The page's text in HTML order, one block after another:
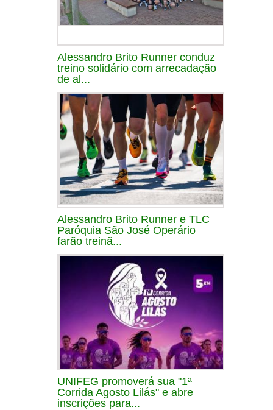
Alessandro Brito Runner conduz
treino solidário com arrecadação
de al...
Alessandro Brito Runner e TLC
Paróquia São José Operário
farão treinã...
UNIFEG promoverá sua "1ª
Corrida Agosto Lilás" e abre
inscrições para...